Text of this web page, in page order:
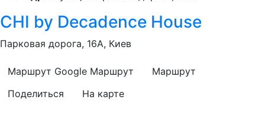
CHI by Decadence House
Парковая дорога, 16А, Киев
Маршрут Google Маршрут
Маршрут
Поделиться
На карте